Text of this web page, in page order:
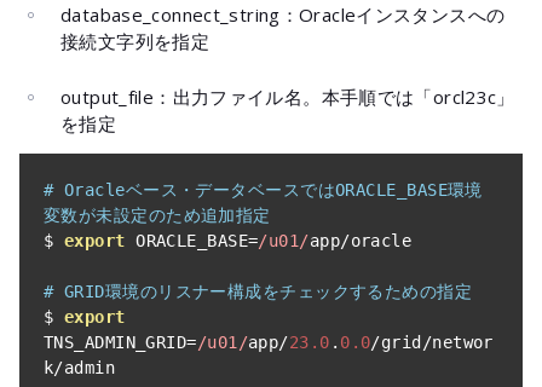
database_connect_string：Oracleインスタンスへの
接続文字列を指定
output_file：出力ファイル名。本手順では「orcl23c」
を指定
# Oracleベース・データベースではORACLE_BASE環境
変数が未設定のため追加指定
$ export ORACLE_BASE=/u01/app/oracle
# GRID環境のリスナー構成をチェックするための指定
$ export
TNS_ADMIN_GRID=/u01/app/23.0 . 0.0/grid /networ
k/admin